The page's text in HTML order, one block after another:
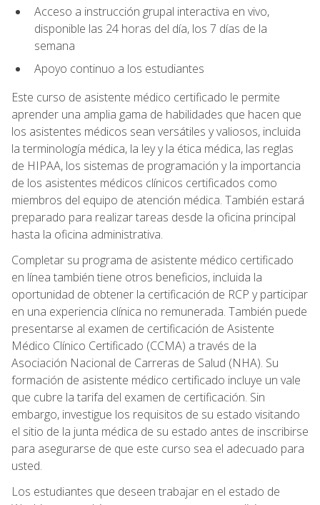
Acceso a instrucción grupal interactiva en vivo,
disponible las 24 horas del día, los 7 días de la
semana
Apoyo continuo a los estudiantes
Este curso de asistente médico certificado le permite
aprender una amplia gama de habilidades que hacen que
los asistentes médicos sean versátiles y valiosos, incluida
la terminología médica, la ley y la ética médica, las reglas
de HIPAA, los sistemas de programación y la importancia
de los asistentes médicos clínicos certificados como
miembros del equipo de atención médica. También estará
preparado para realizar tareas desde la oficina principal
hasta la oficina administrativa.
Completar su programa de asistente médico certificado
en línea también tiene otros beneficios, incluida la
oportunidad de obtener la certificación de RCP y participar
en una experiencia clínica no remunerada. También puede
presentarse al examen de certificación de Asistente
Médico Clínico Certificado (CCMA) a través de la
Asociación Nacional de Carreras de Salud (NHA). Su
formación de asistente médico certificado incluye un vale
que cubre la tarifa del examen de certificación. Sin
embargo, investigue los requisitos de su estado visitando
el sitio de la junta médica de su estado antes de inscribirse
para asegurarse de que este curso sea el adecuado para
usted.
Los estudiantes que deseen trabajar en el estado de